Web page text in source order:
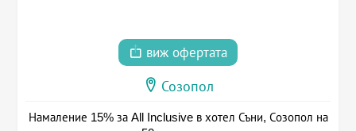
виж офертата
Созопол
Намаление 15% за All Inclusive в хотел Съни, Созопол на